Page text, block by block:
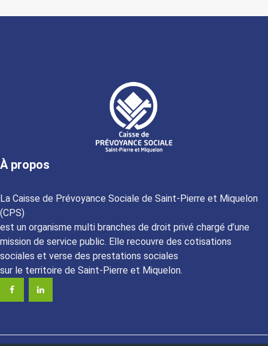
À propos
La Caisse de Prévoyance Sociale de Saint-Pierre et Miquelon
(CPS)
est un organisme multi branches de droit privé chargé d’une
mission de service public. Elle recouvre des cotisations
sociales et verse des prestations sociales
sur le territoire de Saint-Pierre et Miquelon.